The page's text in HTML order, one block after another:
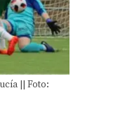
|| Foto: